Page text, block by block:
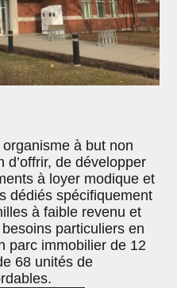
à but non
d’offrir, de développer
à loyer modique et
dédiés spécifiquement
à faible revenu et
particuliers en
parc immobilier de 12
68 unités de